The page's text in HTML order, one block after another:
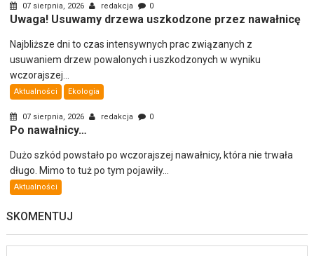
07 sierpnia, 2026 redakcja 0
Uwaga! Usuwamy drzewa uszkodzone przez nawałnicę
Najbliższe dni to czas intensywnych prac związanych z
usuwaniem drzew powalonych i uszkodzonych w wyniku
wczorajszej...
Aktualności Ekologia
07 sierpnia, 2026 redakcja 0
Po nawałnicy…
Dużo szkód powstało po wczorajszej nawałnicy, która nie trwała
długo. Mimo to tuż po tym pojawiły...
Aktualności
SKOMENTUJ